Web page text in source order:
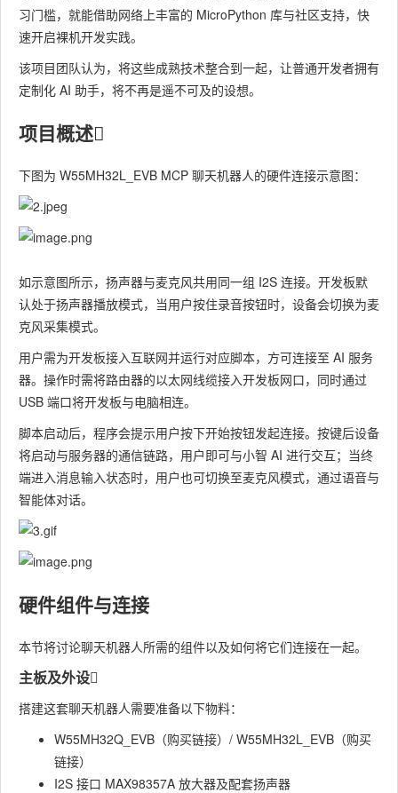
习门槛，就能借助网络上丰富的 MicroPython 库与社区支持，快
速开启裸机开发实践。
该项目团队认为，将这些成熟技术整合到一起，让普通开发者拥有
定制化 AI 助手，将不再是遥不可及的设想。
项目概述​
下图为 W55MH32L_EVB MCP 聊天机器人的硬件连接示意图：
如示意图所示，扬声器与麦克风共用同一组 I2S 连接。开发板默
认处于扬声器播放模式，当用户按住录音按钮时，设备会切换为麦
克风采集模式。
用户需为开发板接入互联网并运行对应脚本，方可连接至 AI 服务
器。操作时需将路由器的以太网线缆接入开发板网口，同时通过
USB 端口将开发板与电脑相连。
脚本启动后，程序会提示用户按下开始按钮发起连接。按键后设备
将启动与服务器的通信链路，用户即可与小智 AI 进行交互；当终
端进入消息输入状态时，用户也可切换至麦克风模式，通过语音与
智能体对话。
硬件组件与连接​
本节将讨论聊天机器人所需的组件以及如何将它们连接在一起。​
主板及外设​
搭建这套聊天机器人需要准备以下物料：
W55MH32Q_EVB（购买链接）/ W55MH32L_EVB（购买
链接）
I2S 接口 MAX98357A 放大器及配套扬声器